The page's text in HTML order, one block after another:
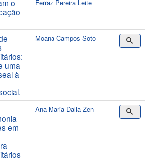
o
Ferraz Pereira Leite
uma
à
Moana Campos Soto
em
Ana Maria Dalla Zen